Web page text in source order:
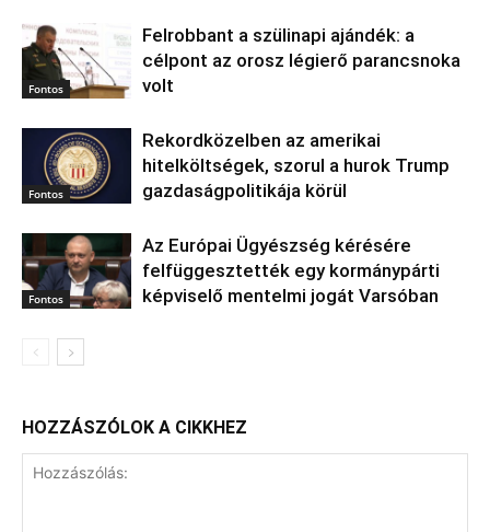
Fontos
Felrobbant a szülinapi ajándék: a
célpont az orosz légierő parancsnoka
volt
Fontos
Rekordközelben az amerikai
hitelköltségek, szorul a hurok Trump
gazdaságpolitikája körül
Fontos
Az Európai Ügyészség kérésére
felfüggesztették egy kormánypárti
képviselő mentelmi jogát Varsóban
HOZZÁSZÓLOK A CIKKHEZ